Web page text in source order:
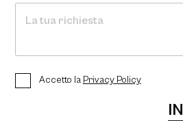
P
r
Accetto la Privacy Policy